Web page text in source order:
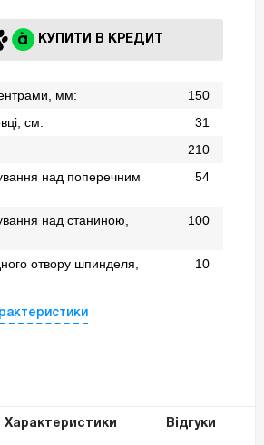
КУПИТИ В КРЕДИТ
мм:
150
см:
31
210
над поперечним
54
над станиною,
100
отвору шпинделя,
10
Характеристики Відгуки